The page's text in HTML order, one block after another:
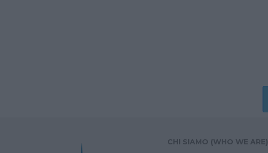
CHI SIAMO (WHO WE ARE)